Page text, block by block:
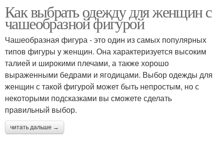
Как выбрать одежду для женщин с
чашеобразной фигурой
Чашеобразная фигура - это один из самых популярных
типов фигуры у женщин. Она характеризуется высоким
талией и широкими плечами, а также хорошо
выраженными бедрами и ягодицами. Выбор одежды для
женщин с такой фигурой может быть непростым, но с
некоторыми подсказками вы сможете сделать
правильный выбор.
читать дальше →